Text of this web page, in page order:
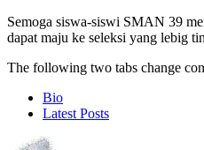
Semoga siswa-siswi SMAN 39
dapat maju ke seleksi yang lebig
The following two tabs change
Bio
Latest Posts